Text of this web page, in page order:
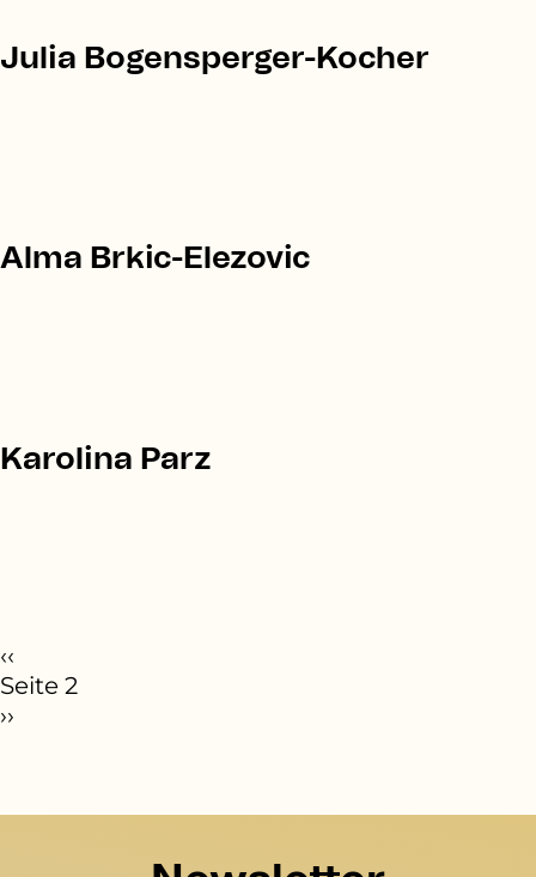
Julia Bogensperger-Kocher
Alma Brkic-Elezovic
Karolina Parz
‹‹
Seite 2
››